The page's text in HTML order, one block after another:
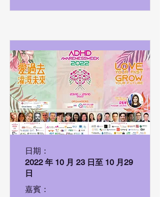
日期：
2022 年 10 月 23 日至 10 月29
日
嘉賓：